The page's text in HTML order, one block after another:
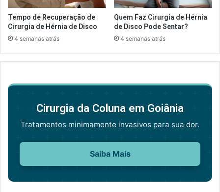
Tempo de Recuperação de
Cirurgia de Hérnia de Disco
4 semanas atrás
Quem Faz Cirurgia de Hérnia
de Disco Pode Sentar?
4 semanas atrás
Cirurgia da Coluna em Goiânia
Tratamentos minimamente invasivos para sua dor.
Saiba Mais